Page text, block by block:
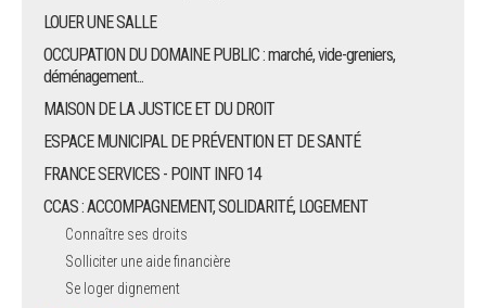
LOUER UNE SALLE
OCCUPATION DU DOMAINE PUBLIC : marché, vide-greniers,
déménagement...
MAISON DE LA JUSTICE ET DU DROIT
ESPACE MUNICIPAL DE PRÉVENTION ET DE SANTÉ
FRANCE SERVICES - POINT INFO 14
CCAS : ACCOMPAGNEMENT, SOLIDARITÉ, LOGEMENT
Connaître ses droits
Solliciter une aide financière
Se loger dignement